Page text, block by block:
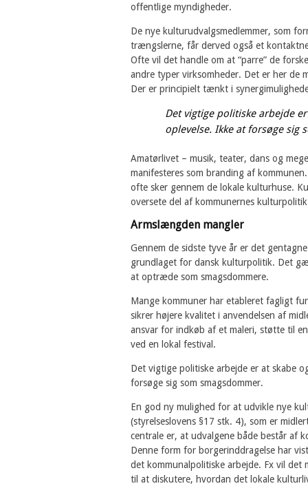
offentlige myndigheder.
De nye kulturudvalgsmedlemmer, som
trængslerne, får derved også et
Ofte vil det handle om at “parre” de
andre typer virksomheder. Det er her de
Der er principielt tænkt i
Det vigtige politiske arbejde
oplevelse. Ikke at forsøge sig
Amatørlivet – musik, teater, dans og
manifesteres som branding af
ofte sker gennem de lokale kulturhuse.
oversete del af kommunernes
Armslængden mangler
Gennem de sidste tyve år er det
grundlaget for dansk kulturpolitik. Det
at optræde som smagsdommere.
Mange kommuner har etableret fagligt
sikrer højere kvalitet i anvendelsen af
ansvar for indkøb af et maleri, støtte til
ved en lokal festival.
Det vigtige politiske arbejde er at skabe
forsøge sig som smagsdommer.
En god ny mulighed for at udvikle nye
(styrelseslovens §17 stk. 4), som er
centrale er, at udvalgene både består af
Denne form for borgerinddragelse har
det kommunalpolitiske arbejde. Fx vil
til at diskutere, hvordan det lokale